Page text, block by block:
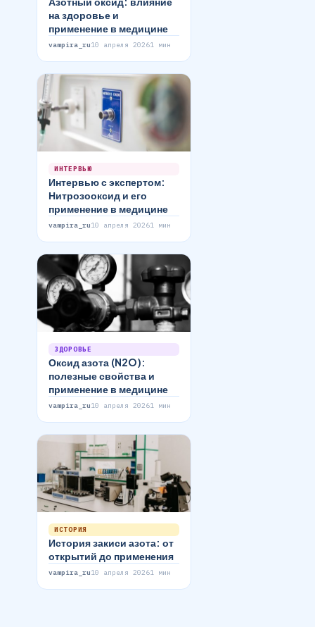
на здоровье и
применение в медицине
vampira_ru10 апреля 20261 мин
ИНТЕРВЬЮ
Интервью с экспертом:
Нитрозооксид и его
применение в медицине
vampira_ru10 апреля 20261 мин
ЗДОРОВЬЕ
Оксид азота (N2O):
полезные свойства и
применение в медицине
vampira_ru10 апреля 20261 мин
ИСТОРИЯ
История закиси азота: от
открытий до применения
vampira_ru10 апреля 20261 мин